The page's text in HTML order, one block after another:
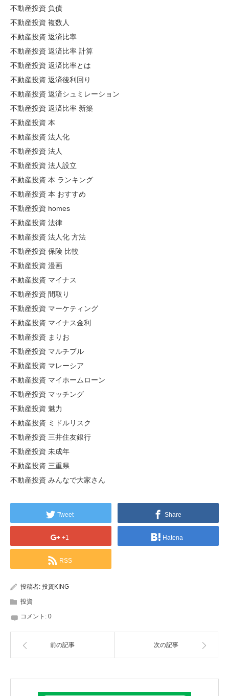
不動産投資 負債
不動産投資 複数人
不動産投資 返済比率
不動産投資 返済比率 計算
不動産投資 返済比率とは
不動産投資 返済後利回り
不動産投資 返済シュミレーション
不動産投資 返済比率 新築
不動産投資 本
不動産投資 法人化
不動産投資 法人
不動産投資 法人設立
不動産投資 本 ランキング
不動産投資 本 おすすめ
不動産投資 homes
不動産投資 法律
不動産投資 法人化 方法
不動産投資 保険 比較
不動産投資 漫画
不動産投資 マイナス
不動産投資 間取り
不動産投資 マーケティング
不動産投資 マイナス金利
不動産投資 まりお
不動産投資 マルチプル
不動産投資 マレーシア
不動産投資 マイホームローン
不動産投資 マッチング
不動産投資 魅力
不動産投資 ミドルリスク
不動産投資 三井住友銀行
不動産投資 未成年
不動産投資 三重県
不動産投資 みんなで大家さん
Tweet Share
+1 Hatena
RSS
投稿者: 投資KING
投資
コメント: 0
前の記事 次の記事